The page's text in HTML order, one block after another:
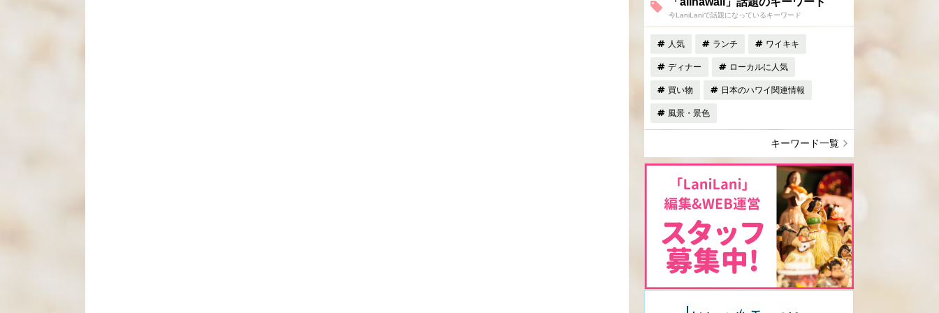
今LaniLaniで話題になっているキーワード
人気 ランチ ワイキキ
ディナー ローカルに人気
買い物 日本のハワイ関連情報
風景・景色
キーワード一覧